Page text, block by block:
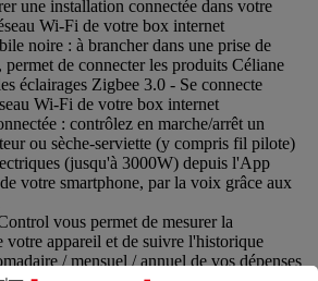
une installation connectée dans votre
Wi-Fi de votre box internet
noire : à brancher dans une prise de
permet de connecter les produits Céliane
éclairages Zigbee 3.0 - Se connecte
Wi-Fi de votre box internet
: contrôlez en marche/arrêt un
ou sèche-serviette (y compris fil pilote)
(jusqu'à 3000W) depuis l'App
votre smartphone, par la voix grâce aux
vous permet de mesurer la
votre appareil et de suivre l'historique
/ mensuel / annuel de vos dépenses